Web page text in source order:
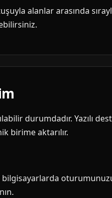
alanlar arasında
durumdadır. Yazılı
birime aktarılır.
bilgisayarlarda